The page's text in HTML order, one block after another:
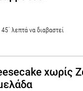
45΄ λεπτά να διαβαστεί
χωρίς